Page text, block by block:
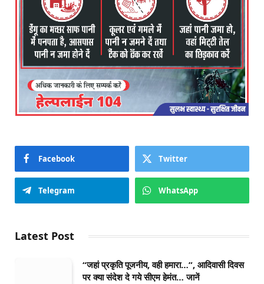
Facebook Twitter
Telegram WhatsApp
Latest Post
“जहां प्रकृति पूजनीय, वही हमारा…”, आदिवासी दिवस
पर क्या संदेश दे गये सीएम हेमंत… जानें